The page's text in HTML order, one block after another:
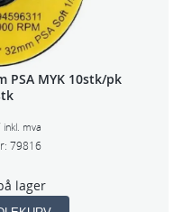
PSA MYK 10stk/pk
inkl. mva
79816
lager